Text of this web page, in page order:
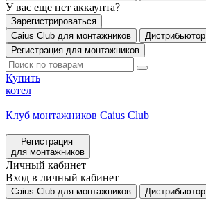
У вас еще нет аккаунта?
Зарегистрироваться
Caius Club для монтажников
Дистрибьютор
Регистрация для монтажников
Купить
котел
Клуб монтажников Caius Club
Регистрация
для монтажников
Личный кабинет
Вход в личный кабинет
Caius Club для монтажников Дистрибьютор